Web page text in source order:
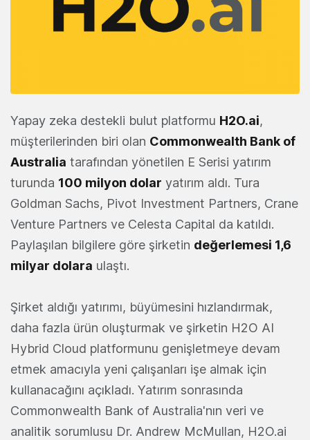
Yapay zeka destekli bulut platformu H2O.ai,
müşterilerinden biri olan Commonwealth Bank of
Australia tarafından yönetilen E Serisi yatırım
turunda 100 milyon dolar yatırım aldı. Tura
Goldman Sachs, Pivot Investment Partners, Crane
Venture Partners ve Celesta Capital da katıldı.
Paylaşılan bilgilere göre şirketin değerlemesi 1,6
milyar dolara ulaştı.
Şirket aldığı yatırımı, büyümesini hızlandırmak,
daha fazla ürün oluşturmak ve şirketin H2O AI
Hybrid Cloud platformunu genişletmeye devam
etmek amacıyla yeni çalışanları işe almak için
kullanacağını açıkladı. Yatırım sonrasında
Commonwealth Bank of Australia'nın veri ve
analitik sorumlusu Dr. Andrew McMullan, H2O.ai